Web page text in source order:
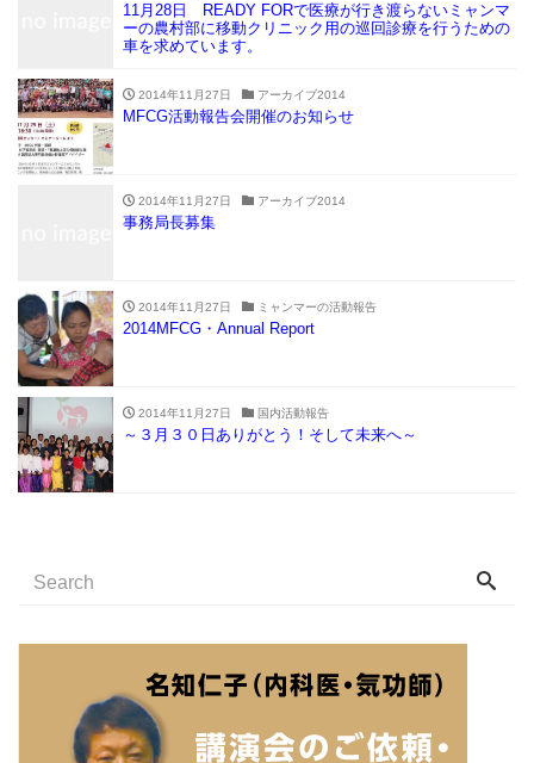
11月28日 READY FORで医療が行き渡らないミャンマ
ーの農村部に移動クリニック用の巡回診療を行うための
車を求めています。
2014年11月27日 アーカイブ2014
MFCG活動報告会開催のお知らせ
2014年11月27日 アーカイブ2014
事務局長募集
2014年11月27日 ミャンマーの活動報告
2014MFCG・Annual Report
2014年11月27日 国内活動報告
～３月３０日ありがとう！そして未来へ～